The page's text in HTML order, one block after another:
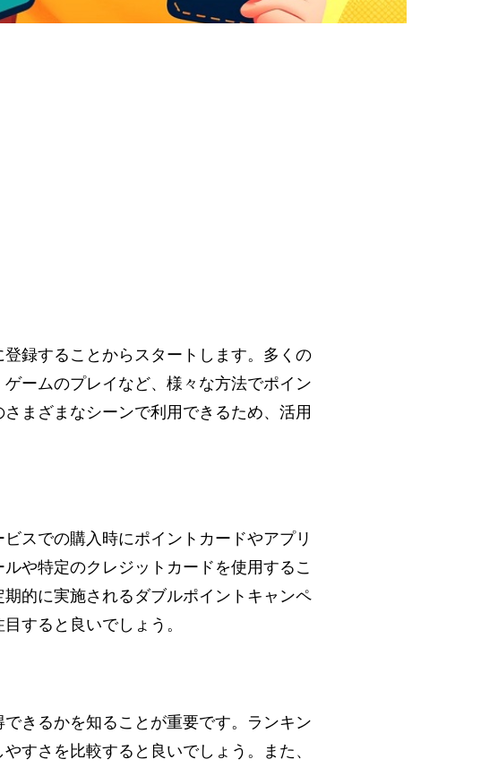
録することからスタートします。多くの
ームのプレイなど、様々な方法でポイン
まざまなシーンで利用できるため、活用
スでの購入時にポイントカードやアプリ
や特定のクレジットカードを使用するこ
的に実施されるダブルポイントキャンペ
すると良いでしょう。
きるかを知ることが重要です。ランキン
すさを比較すると良いでしょう。また、